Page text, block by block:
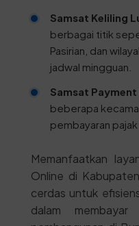
Samsat Keliling
berbagai titik
Pasirian, dan
jadwal mingguan.
Samsat
beberapa
pembayaran
Memanfaatkan
Online di
cerdas untuk
dalam